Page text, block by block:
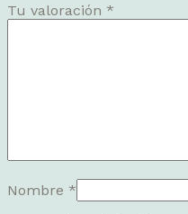
Tu valoración *
Nombre *